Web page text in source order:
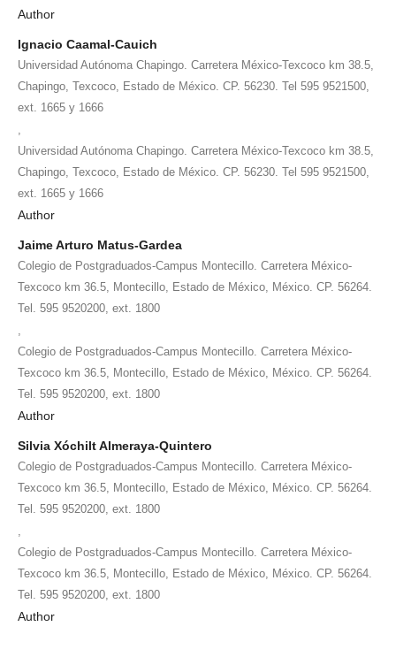
Author
Ignacio Caamal-Cauich
Universidad Autónoma Chapingo. Carretera México-Texcoco km 38.5,
Chapingo, Texcoco, Estado de México. CP. 56230. Tel 595 9521500,
ext. 1665 y 1666
Universidad Autónoma Chapingo. Carretera México-Texcoco km 38.5,
Chapingo, Texcoco, Estado de México. CP. 56230. Tel 595 9521500,
ext. 1665 y 1666
Author
Jaime Arturo Matus-Gardea
Colegio de Postgraduados-Campus Montecillo. Carretera México-
Texcoco km 36.5, Montecillo, Estado de México, México. CP. 56264.
Tel. 595 9520200, ext. 1800
Colegio de Postgraduados-Campus Montecillo. Carretera México-
Texcoco km 36.5, Montecillo, Estado de México, México. CP. 56264.
Tel. 595 9520200, ext. 1800
Author
Silvia Xóchilt Almeraya-Quintero
Colegio de Postgraduados-Campus Montecillo. Carretera México-
Texcoco km 36.5, Montecillo, Estado de México, México. CP. 56264.
Tel. 595 9520200, ext. 1800
Colegio de Postgraduados-Campus Montecillo. Carretera México-
Texcoco km 36.5, Montecillo, Estado de México, México. CP. 56264.
Tel. 595 9520200, ext. 1800
Author